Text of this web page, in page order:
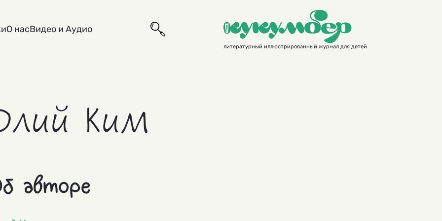
О насВидео и Аудио
литературный иллюстрированный журнал для детей
Ким
авторе